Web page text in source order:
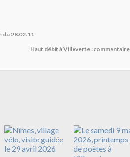
du 28.02.11
Haut débit à Villeverte : commentaire